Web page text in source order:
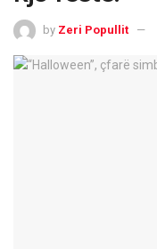
by Zeri Popullit